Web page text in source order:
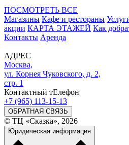
ПОСМОТРЕТЬ ВСЕ
Магазины Кафе и рестораны
акции КАРТА ЭТАЖЕЙ Как
Контакты Аренда
АДРЕС
Москва,
ул. Корнея Чуковского, д. 2,
стр. 1
Контактный тЕлефон
+7 (965) 113-15-13
ОБРАТНАЯ СВЯЗЬ
© ТЦ «Сказка», 2026
Юридическая информация